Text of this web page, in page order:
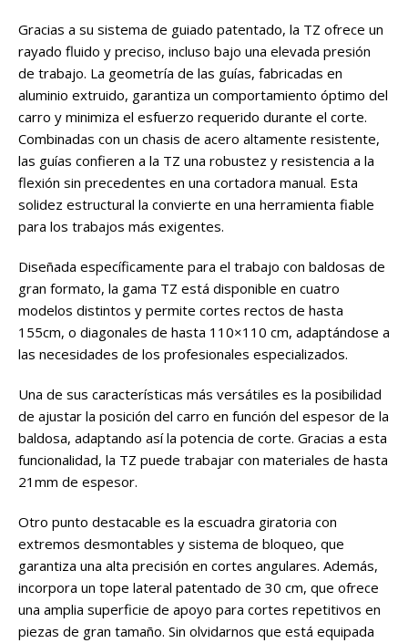
Gracias a su sistema de guiado patentado, la TZ ofrece un
rayado fluido y preciso, incluso bajo una elevada presión
de trabajo. La geometría de las guías, fabricadas en
aluminio extruido, garantiza un comportamiento óptimo del
carro y minimiza el esfuerzo requerido durante el corte.
Combinadas con un chasis de acero altamente resistente,
las guías confieren a la TZ una robustez y resistencia a la
flexión sin precedentes en una cortadora manual. Esta
solidez estructural la convierte en una herramienta fiable
para los trabajos más exigentes.
Diseñada específicamente para el trabajo con baldosas de
gran formato, la gama TZ está disponible en cuatro
modelos distintos y permite cortes rectos de hasta
155cm, o diagonales de hasta 110×110 cm, adaptándose a
las necesidades de los profesionales especializados.
Una de sus características más versátiles es la posibilidad
de ajustar la posición del carro en función del espesor de la
baldosa, adaptando así la potencia de corte. Gracias a esta
funcionalidad, la TZ puede trabajar con materiales de hasta
21mm de espesor.
Otro punto destacable es la escuadra giratoria con
extremos desmontables y sistema de bloqueo, que
garantiza una alta precisión en cortes angulares. Además,
incorpora un tope lateral patentado de 30 cm, que ofrece
una amplia superficie de apoyo para cortes repetitivos en
piezas de gran tamaño. Sin olvidarnos que está equipada